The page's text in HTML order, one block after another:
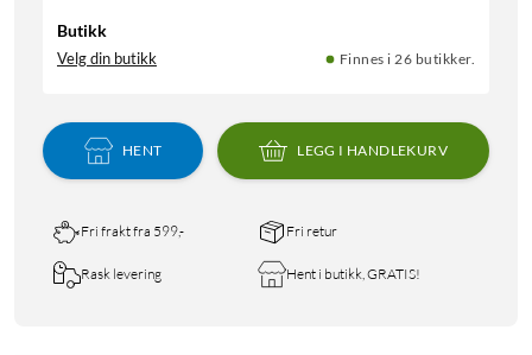
Butikk
Velg din butikk Finnes i 26 butikker.
HENT LEGG I HANDLEKURV
Fri frakt fra 599,- Fri retur
Rask levering Hent i butikk, GRATIS!